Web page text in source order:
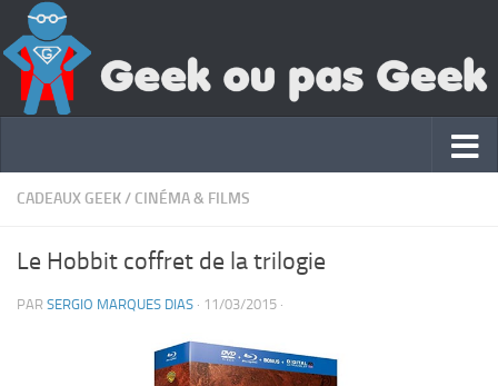
CADEAUX GEEK/ CINÉMA & FILMS
Le Hobbit coffret de la trilogie
PAR SERGIO MARQUES DIAS · 11/03/2015 ·